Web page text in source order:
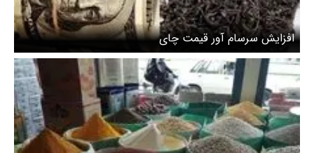
افزایش سرسام آور قیمت چای